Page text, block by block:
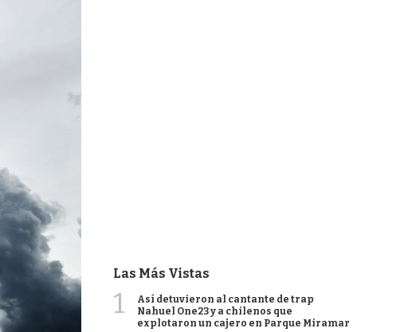
Las Más Vistas
1
Así detuvieron al cantante de trap
Nahuel One23 y a chilenos que
explotaron un cajero en Parque Miramar